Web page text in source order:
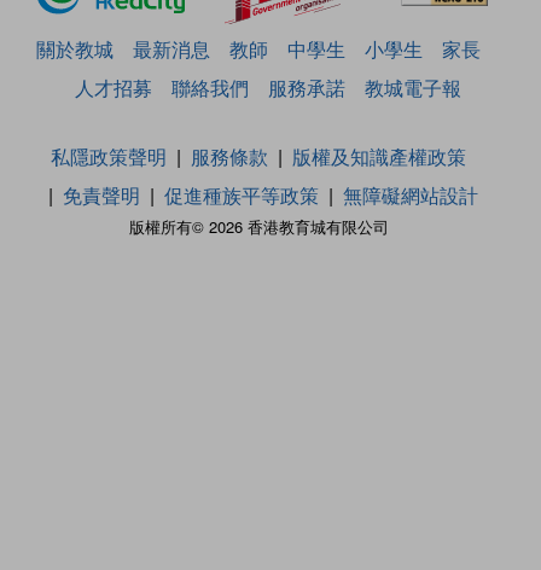
關於教城 最新消息 教師 中學生 小學生
家長
人才招募
聯絡我們 服務承諾 教城電子報
版權所有© 2026 香港教育城有限公司
私隱政策聲明 服務條款
版權及知識產權政策
免責聲明
促進種族平等政策 無障礙網站設計